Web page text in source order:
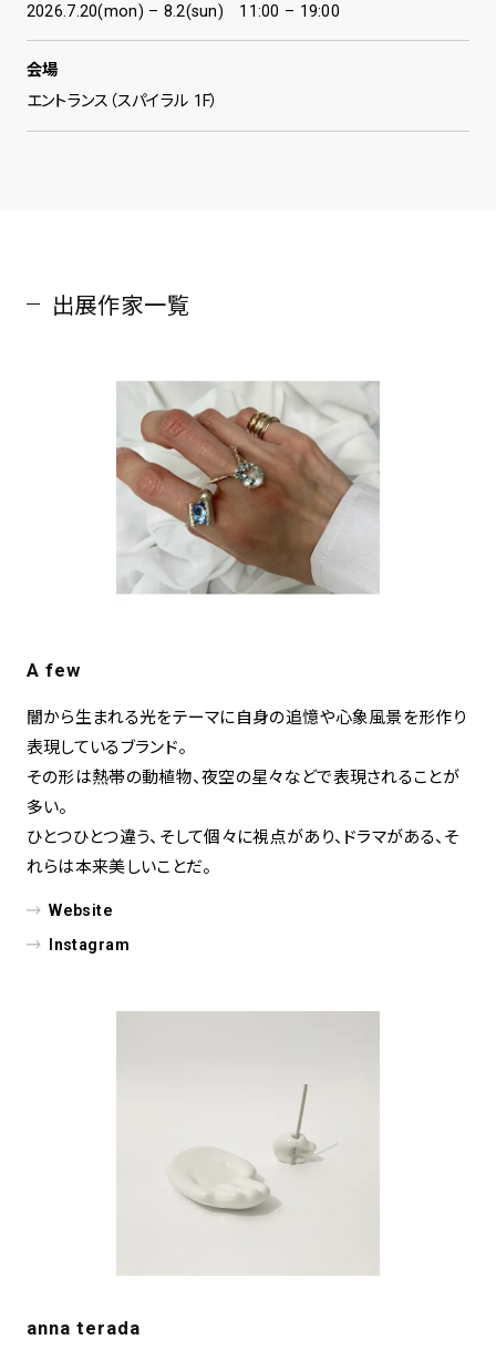
2026.7.20(mon) – 8.2(sun) 11:00 – 19:00
会場
エントランス（スパイラル 1F）
出展作家一覧
A few
闇から生まれる光をテーマに自身の追憶や心象風景を形作り
表現しているブランド。
その形は熱帯の動植物、夜空の星々などで表現されることが
多い。
ひとつひとつ違う、そして個々に視点があり、ドラマがある、そ
れらは本来美しいことだ。
Website
Instagram
anna terada